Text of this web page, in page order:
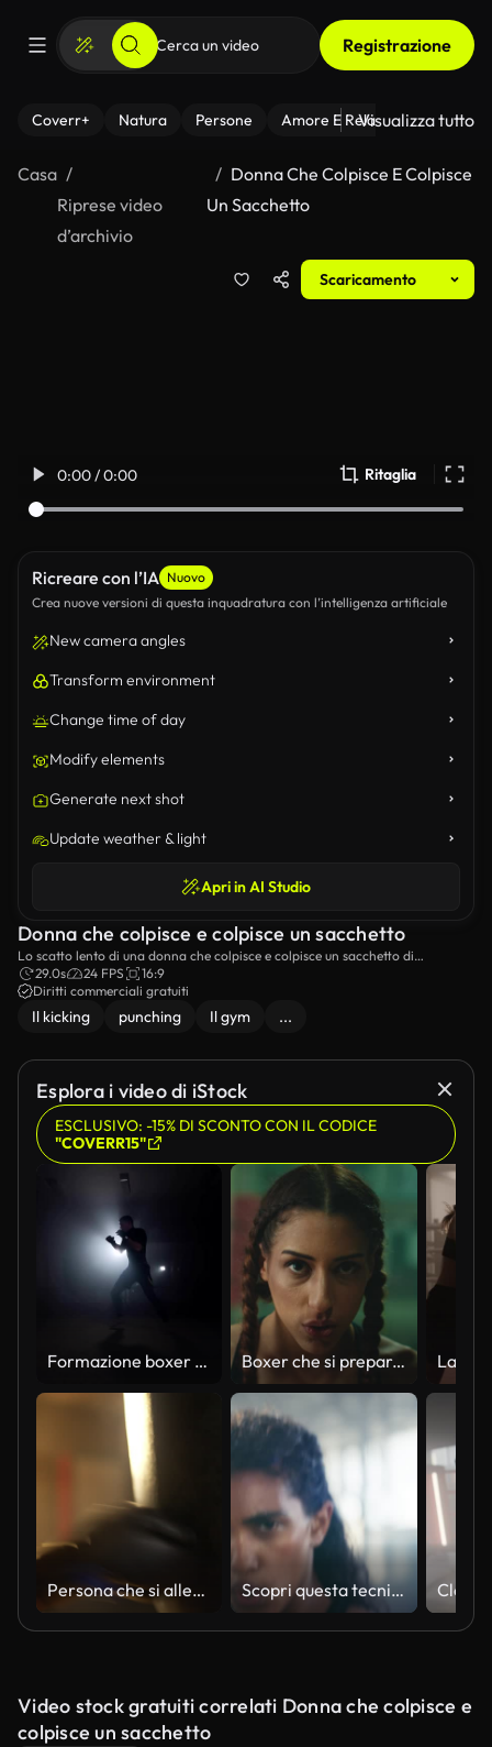
Registrazione
Coverr+ Natura Persone Amore E Relazioni Il
Visualizza tutto
Casa
Riprese video
d’archivio
Donna Che Colpisce E Colpisce
Un Sacchetto
Scaricamento
0:00 / 0:00 Ritaglia
Ricreare con l’IA Nuovo
Crea nuove versioni di questa inquadratura con l’intelligenza artificiale
New camera angles
Transform environment
Change time of day
Modify elements
Generate next shot
Update weather & light
Apri in AI Studio
Donna che colpisce e colpisce un sacchetto
Lo scatto lento di una donna che colpisce e colpisce un sacchetto di
punteggio.
29.0s 24 FPS
16:9
Diritti commerciali gratuiti
Il kicking punching Il gym ...
Esplora i video di iStock
ESCLUSIVO: -15% DI SCONTO CON IL CODICE
"COVERR15"
Formazione boxer in studio fumoso. Pugilato sportivo in palestra buia Boxer che si prepara per l'allenamento
Persona che si allena con pugni da pugilato in palestra, preparandosi per una competizione sportiva Scopri questa tecnica
Video stock gratuiti correlati Donna che colpisce e
colpisce un sacchetto